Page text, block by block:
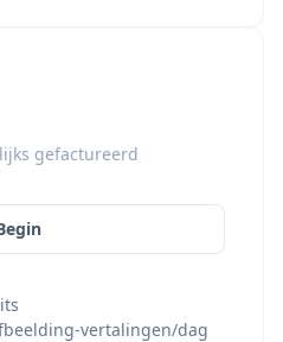
gefactureerd
vertalingen/dag